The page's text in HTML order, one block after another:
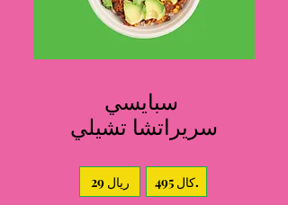
سبايسي
سريراتشا تشيلي
29 ريال 495 كال.